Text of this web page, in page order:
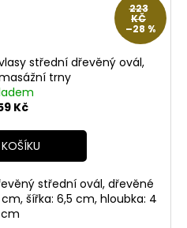
223
KČ
–28 %
střední dřevěný ovál,
trny
Kč
střední ovál, dřevěné
šířka: 6,5 cm, hloubka: 4
cm